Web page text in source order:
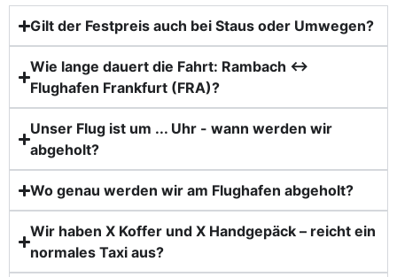
Gilt der Festpreis auch bei Staus oder Umwegen?
Wie lange dauert die Fahrt: Rambach ↔
Flughafen Frankfurt (FRA)?
Unser Flug ist um ... Uhr - wann werden wir
abgeholt?
Wo genau werden wir am Flughafen abgeholt?
Wir haben X Koffer und X Handgepäck – reicht ein
normales Taxi aus?